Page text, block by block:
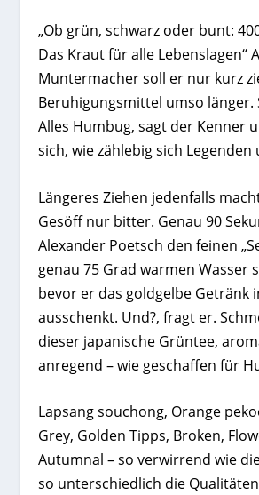
„Ob grün, schwarz oder bunt:
Das Kraut für alle Lebenslagen“
Muntermacher soll er nur kurz
Beruhigungsmittel umso länger.
Alles Humbug, sagt der Kenner
sich, wie zählebig sich Legenden
Längeres Ziehen jedenfalls
Gesöff nur bitter. Genau 90
Alexander Poetsch den feinen
genau 75 Grad warmen Wasser
bevor er das goldgelbe Getränk
ausschenkt. Und?, fragt er.
dieser japanische Grüntee,
anregend – wie geschaffen für
Lapsang souchong, Orange
Grey, Golden Tipps, Broken,
Autumnal – so verwirrend wie
so unterschiedlich die